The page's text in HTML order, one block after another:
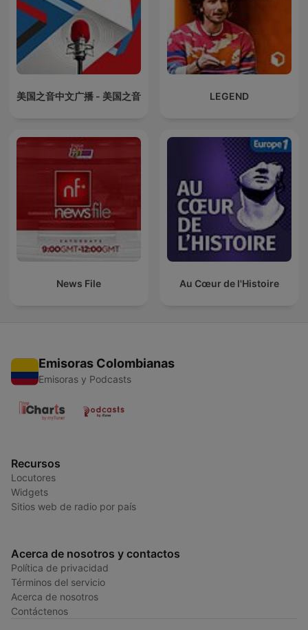
美国之音中文广播 - 美国之音 LEGEND
News File Au Cœur de l'Histoire
Emisoras Colombianas
Emisoras y Podcasts
Recursos
Locutores
Widgets
Sitios web de radio por país
Acerca de nosotros y contactos
Política de privacidad
Términos del servicio
Acerca de nosotros
Contáctenos